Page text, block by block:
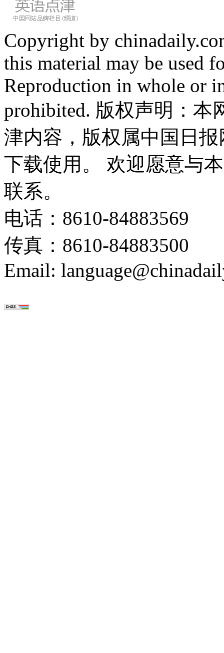
Copyright by
this material may be used
Reproduction in whole or
prohibited. 版权声明：
津内容，版权属中国日
下载使用。 欢迎愿意与
联系。
电话：8610-84883569
传真：8610-84883500
Email: